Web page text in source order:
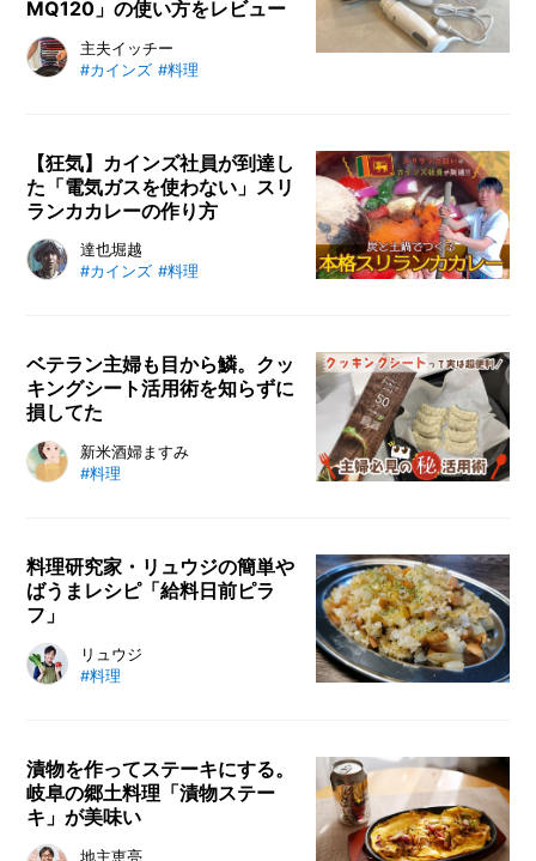
ヤニ、そしてパスタなど、初心者で
もすぐに作れるレシピに挑戦しま
す。
MQ120」の使い方をレビュー
Braun（ブラウン） のハンドブレン
ダー「Multi Quick 1 MQ120」の使
理初心者でも、ハンドブレンダーで
簡単に料理の幅が広がること間違い
なしです。
主夫イッチー
#カインズ #料理
【狂気】カインズ社員が到達し
た「電気ガスを使わない」スリ
ランカカレーの作り方
スリランカに人生を捧げているカイ
ンズのメンバーがいる。堀越達也
もって作り続けるスリランカカレ
ー。試行錯誤してたどり着いた絶品
のスリランカカレーの作り方を詳し
く紹介します。彼が長年かけて編み
出した究極のスリランカカレーレシ
達也堀越
#カインズ #料理
ベテラン主婦も目から鱗。クッ
キングシート活用術を知らずに
損してた
オーブンでお菓子やパンを作る時に
使うクッキングシート。実は様々な
をすれば油いらずでヘルシーな上に
焦げ付きや汚れを防いでくれます。
まな板シートの代わりに使えば切り
にくいバターも簡単にカットでき、
大根おろしを作るときや衣類にアイ
ぜひお試しください！
新米酒婦ますみ
#料理
料理研究家・リュウジの簡単や
ばうまレシピ「給料日前ピラ
フ」
料理研究家・リュウジさんのレシピ
連載。今回は、ほぼ100円で完成！
介します。バターで香りと焼き目を
つけた魚肉ソーセージが、おいしさ
の最大のポイント。シャキシャキと
したタマネギの食感とも相性がよ
リュウジ
#料理
漬物を作ってステーキにする。
岐阜の郷土料理「漬物ステー
キ」が美味い
地主恵亮